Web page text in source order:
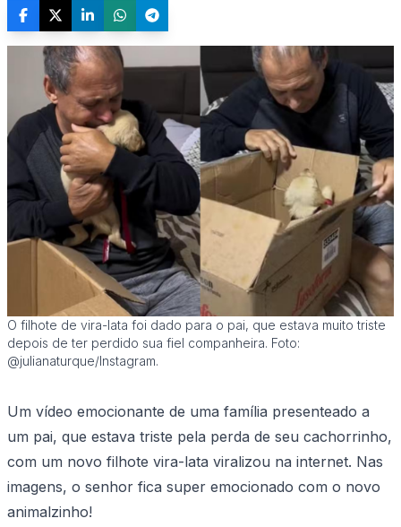
O filhote de vira-lata foi dado para o pai, que estava muito triste
depois de ter perdido sua fiel companheira. Foto:
@julianaturque/Instagram.
Um vídeo emocionante de uma família presenteado a
um pai, que estava triste pela perda de seu cachorrinho,
com um novo filhote vira-lata viralizou na internet. Nas
imagens, o senhor fica super emocionado com o novo
animalzinho!